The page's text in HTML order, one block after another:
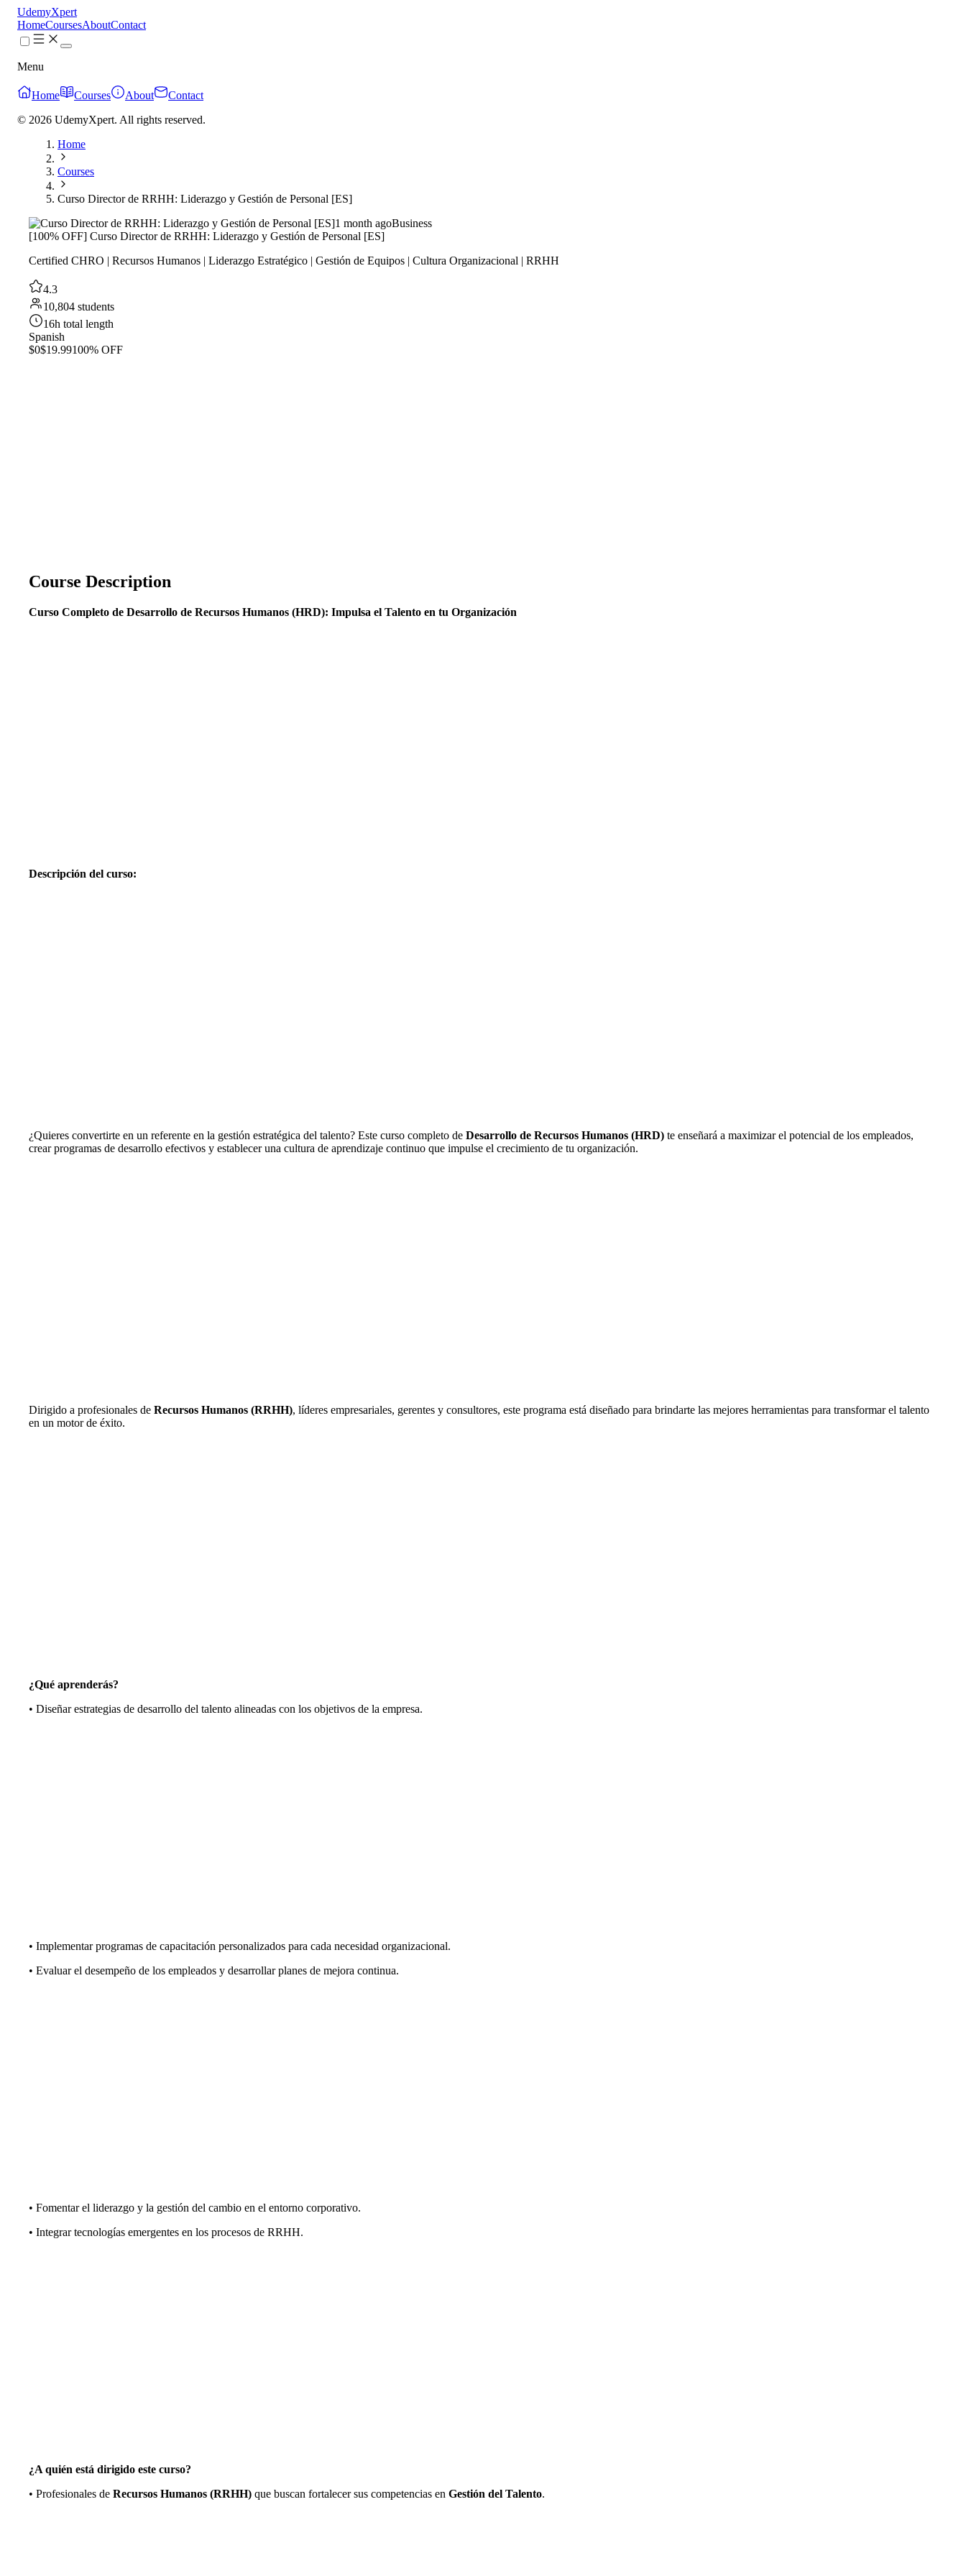
UdemyXpert
HomeCoursesAboutContact
Menu
Home Courses About
Contact
© 2026 UdemyXpert. All rights reserved.
Home
Courses
Curso Director de RRHH: Liderazgo y Gestión de Personal [ES]
1 month agoBusiness
[100% OFF] Curso Director de RRHH: Liderazgo y Gestión de Personal [ES]
Certified CHRO | Recursos Humanos | Liderazgo Estratégico | Gestión de Equipos | Cultura Organizacional | RRHH
4.3
10,804 students
16h total length
Spanish
$0$19.99100% OFF
Course Description
Curso Completo de Desarrollo de Recursos Humanos (HRD): Impulsa el Talento en tu Organización
Descripción del curso:
¿Quieres convertirte en un referente en la gestión estratégica del talento? Este curso completo de Desarrollo de Recursos Humanos (HRD) te enseñará a maximizar el potencial de los empleados,
crear programas de desarrollo efectivos y establecer una cultura de aprendizaje continuo que impulse el crecimiento de tu organización.
Dirigido a profesionales de Recursos Humanos (RRHH), líderes empresariales, gerentes y consultores, este programa está diseñado para brindarte las mejores herramientas para transformar el talento
en un motor de éxito.
¿Qué aprenderás?
• Diseñar estrategias de desarrollo del talento alineadas con los objetivos de la empresa.
• Implementar programas de capacitación personalizados para cada necesidad organizacional.
• Evaluar el desempeño de los empleados y desarrollar planes de mejora continua.
• Fomentar el liderazgo y la gestión del cambio en el entorno corporativo.
• Integrar tecnologías emergentes en los procesos de RRHH.
¿A quién está dirigido este curso?
• Profesionales de Recursos Humanos (RRHH) que buscan fortalecer sus competencias en Gestión del Talento.